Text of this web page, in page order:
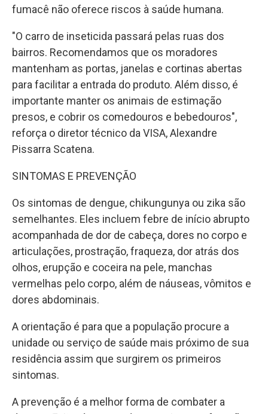
fumacê não oferece riscos à saúde humana.
"O carro de inseticida passará pelas ruas dos
bairros. Recomendamos que os moradores
mantenham as portas, janelas e cortinas abertas
para facilitar a entrada do produto. Além disso, é
importante manter os animais de estimação
presos, e cobrir os comedouros e bebedouros",
reforça o diretor técnico da VISA, Alexandre
Pissarra Scatena.
SINTOMAS E PREVENÇÃO
Os sintomas de dengue, chikungunya ou zika são
semelhantes. Eles incluem febre de início abrupto
acompanhada de dor de cabeça, dores no corpo e
articulações, prostração, fraqueza, dor atrás dos
olhos, erupção e coceira na pele, manchas
vermelhas pelo corpo, além de náuseas, vômitos e
dores abdominais.
A orientação é para que a população procure a
unidade ou serviço de saúde mais próximo de sua
residência assim que surgirem os primeiros
sintomas.
A prevenção é a melhor forma de combater a